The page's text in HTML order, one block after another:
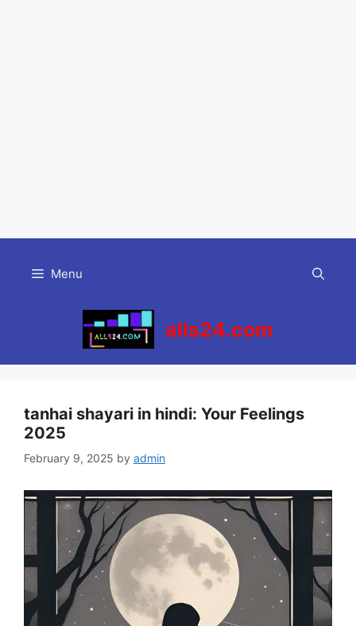
content
Menu
alls24.com
tanhai shayari in hindi: Your Feelings
2025
February 9, 2025 by admin